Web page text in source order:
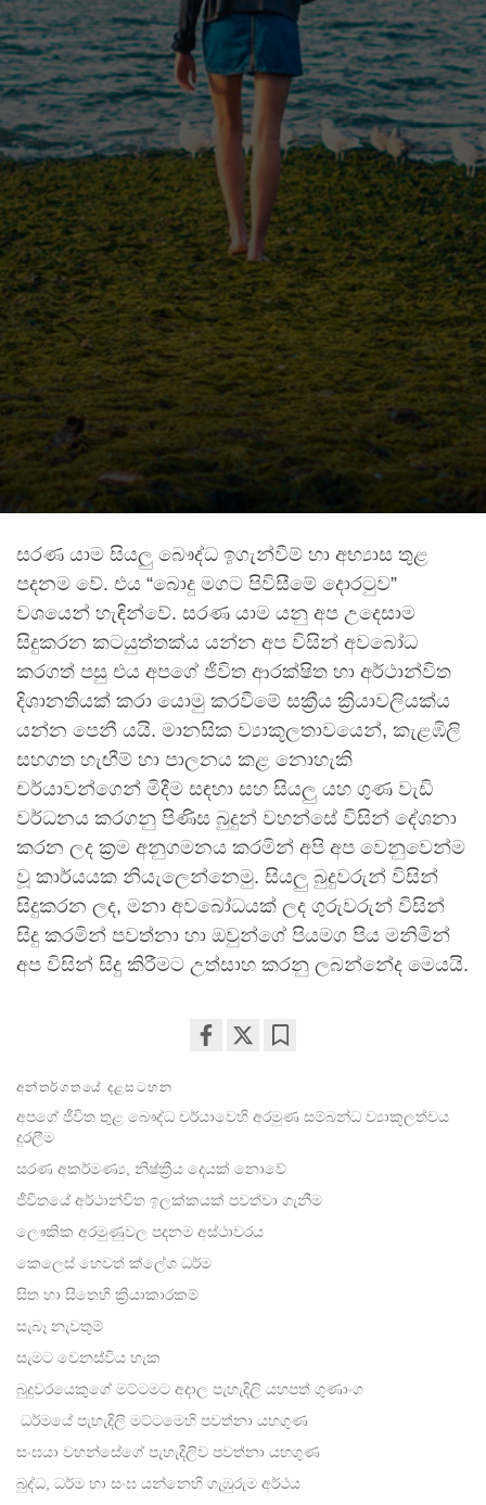
සරණ යාම සියලු බෞද්ධ ඉගැන්වීම් හා අභ්‍යාස තුළ
පදනම වේ. එය “බොදු මගට පිවිසීමේ දොරටුව”
වශයෙන් හැඳින්වේ. සරණ යාම යනු අප උදෙසාම
සිදුකරන කටයුත්තක්ය යන්න අප විසින් අවබෝධ
කරගත් පසු එය අපගේ ජීවිත ආරක්ෂිත හා අර්ථාන්විත
දිශානතියක් කරා යොමු කරවීමේ සක්‍රීය ක්‍රියාවලියක්ය
යන්න පෙනී යයි. මානසික ව්‍යාකූලතාවයෙන්, කැළඹිලි
සහගත හැඟීම් හා පාලනය කළ නොහැකි
චර්යාවන්ගෙන් මිදීම සඳහා සහ සියලු යහ ගුණ වැඩි
වර්ධනය කරගනු පිණිස බුදුන් වහන්සේ විසින් දේශනා
කරන ලද ක්‍රම අනුගමනය කරමින් අපි අප වෙනුවෙන්ම
වූ කාර්යයක නියැලෙන්නෙමු. සියලු බුදුවරුන් විසින්
සිදුකරන ලද, මනා අවබෝධයක් ලද ගුරුවරුන් විසින්
සිදු කරමින් පවත්නා හා ඔවුන්ගේ පියමග පිය මනිමින්
අප විසින් සිදු කිරීමට උත්සාහ කරනු ලබන්නේද මෙයයි.
facebook
අන්තර්ගතයේ දළසටහන
අපගේ ජීවිත තුළ බෞද්ධ චර්යාවෙහි අරමුණ සම්බන්ධ ව්‍යාකූලත්වය
දුරලීම
සරණ අකර්මණ්‍ය, නිෂ්ක්‍රීය දෙයක් නොවේ
ජීවිතයේ අර්ථාන්විත ඉලක්කයක් පවත්වා ගැනීම
ලෞකික අරමුණුවල පදනම අස්ථාවරය
කෙලෙස් හෙවත් ක්ලේශ ධර්ම
සිත හා සිතෙහි ක්‍රියාකාරකම්
සැබෑ නැවතුම්
සැමට වෙනස්විය හැක
බුදුවරයෙකුගේ මට්ටමට අදාල පැහැදිලි යහපත් ගුණාංග
ධර්මයේ පැහැදිලි මට්ටමෙහි පවත්නා යහගුණ
සංඝයා වහන්සේගේ පැහැදිලිව පවත්නා යහගුණ
බුද්ධ, ධර්ම හා සංඝ යන්නෙහි ගැඹුරුම අර්ථය